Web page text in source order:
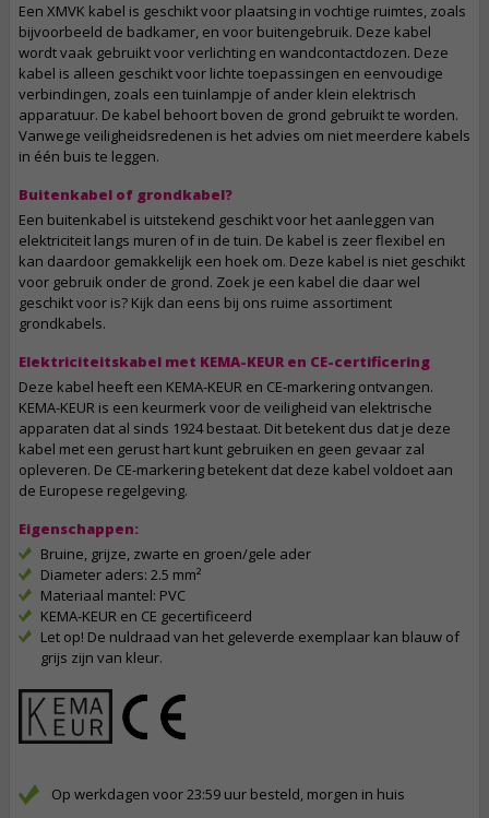
Een XMVK kabel is geschikt voor plaatsing in vochtige ruimtes, zoals
bijvoorbeeld de badkamer, en voor buitengebruik. Deze kabel
wordt vaak gebruikt voor verlichting en wandcontactdozen. Deze
kabel is alleen geschikt voor lichte toepassingen en eenvoudige
verbindingen, zoals een tuinlampje of ander klein elektrisch
apparatuur. De kabel behoort boven de grond gebruikt te worden.
Vanwege veiligheidsredenen is het advies om niet meerdere kabels
in één buis te leggen.
Buitenkabel of grondkabel?
Een buitenkabel is uitstekend geschikt voor het aanleggen van
elektriciteit langs muren of in de tuin. De kabel is zeer flexibel en
kan daardoor gemakkelijk een hoek om. Deze kabel is niet geschikt
voor gebruik onder de grond. Zoek je een kabel die daar wel
geschikt voor is? Kijk dan eens bij ons ruime assortiment
grondkabels.
Elektriciteitskabel met KEMA-KEUR en CE-certificering
Deze kabel heeft een KEMA-KEUR en CE-markering ontvangen.
KEMA-KEUR is een keurmerk voor de veiligheid van elektrische
apparaten dat al sinds 1924 bestaat. Dit betekent dus dat je deze
kabel met een gerust hart kunt gebruiken en geen gevaar zal
opleveren. De CE-markering betekent dat deze kabel voldoet aan
de Europese regelgeving.
Eigenschappen:
Bruine, grijze, zwarte en groen/gele ader
Diameter aders: 2.5 mm²
Materiaal mantel: PVC
KEMA-KEUR en CE gecertificeerd
Let op! De nuldraad van het geleverde exemplaar kan blauw of
grijs zijn van kleur.
Op werkdagen voor 23:59 uur besteld, morgen in huis